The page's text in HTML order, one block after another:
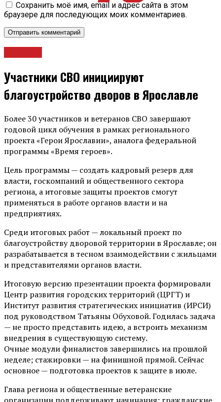
Сохранить моё имя, email и адрес сайта в этом
браузере для последующих моих комментариев.
Участники СВО инициируют
благоустройство дворов в Ярославле
Более 30 участников и ветеранов СВО завершают
годовой цикл обучения в рамках регионального
проекта «Герои Ярославии», аналога федеральной
программы «Время героев».
Цель программы — создать кадровый резерв для
власти, госкомпаний и общественного сектора
региона, а итоговые защиты проектов смогут
применяться в работе органов власти и на
предприятиях.
Среди итоговых работ — локальный проект по
благоустройству дворовой территории в Ярославле; он
разрабатывается в тесном взаимодействии с жильцами
и представителями органов власти.
Итоговую версию презентации проекта формировали
Центр развития городских территорий (ЦРГТ) и
Институт развития стратегических инициатив (ИРСИ)
под руководством Татьяны Обуховой. Годилась задача
— не просто представить идею, а встроить механизм
внедрения в существующую систему.
Очные модули финалистов завершились на прошлой
неделе; стажировки — на финишной прямой. Сейчас
основное — подготовка проектов к защите в июле.
Глава региона и общественные ветеранские